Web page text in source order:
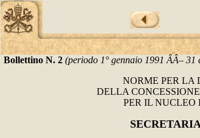
Bollettino N. 2 (periodo 1° gennaio 1991 ÂÂ– 31
NORME PER LA
DELLA
PER IL NUCLEO